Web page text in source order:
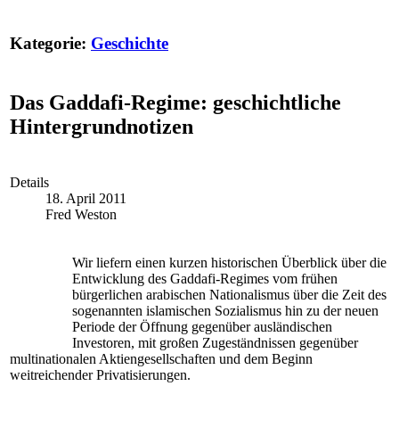
Kategorie: Geschichte
Das Gaddafi-Regime: geschichtliche
Hintergrundnotizen
Details
18. April 2011
Fred Weston
Wir liefern einen kurzen historischen Überblick über die
Entwicklung des Gaddafi-Regimes vom frühen
bürgerlichen arabischen Nationalismus über die Zeit des
sogenannten islamischen Sozialismus hin zu der neuen
Periode der Öffnung gegenüber ausländischen
Investoren, mit großen Zugeständnissen gegenüber
multinationalen Aktiengesellschaften und dem Beginn
weitreichender Privatisierungen.